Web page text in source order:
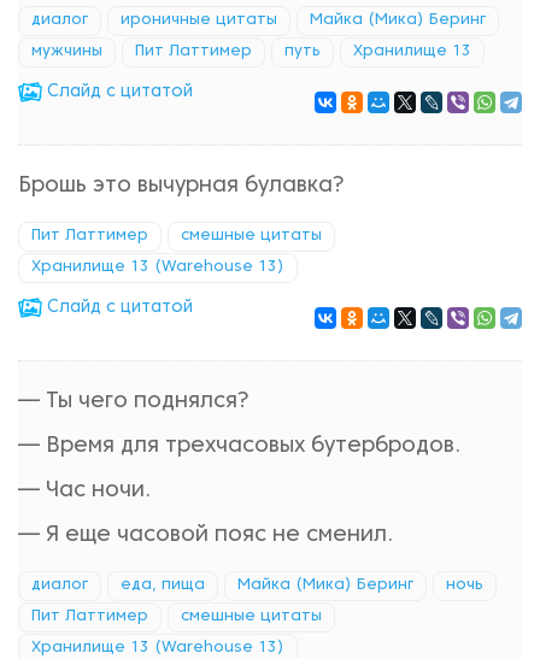
диалог ироничные цитаты Майка (Мика) Беринг
мужчины Пит Латтимер путь Хранилище 13
Cлайд с цитатой
Брошь это вычурная булавка?
Пит Латтимер смешные цитаты
Хранилище 13 (Warehouse 13)
Cлайд с цитатой
— Ты чего поднялся?
— Время для трехчасовых бутербродов.
— Час ночи.
— Я еще часовой пояс не сменил.
диалог еда, пища Майка (Мика) Беринг ночь
Пит Латтимер смешные цитаты
Хранилище 13 (Warehouse 13)